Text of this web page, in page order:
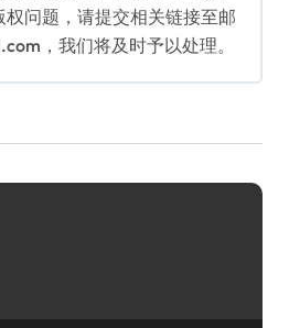
问题，请提交相关链接至邮
，我们将及时予以处理。